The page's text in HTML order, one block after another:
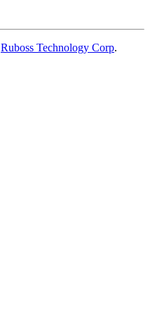
Ruboss Technology Corp.